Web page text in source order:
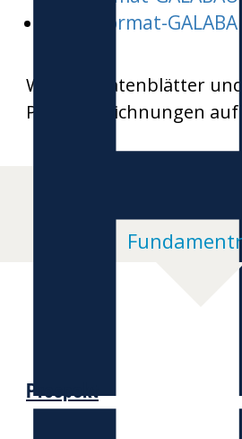
Word-Format-
Weitere Datenblätter und
Produktzeichnungen auf
Prospekt